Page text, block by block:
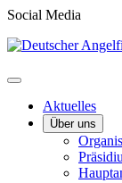
Social Media
Aktuelles
Über uns